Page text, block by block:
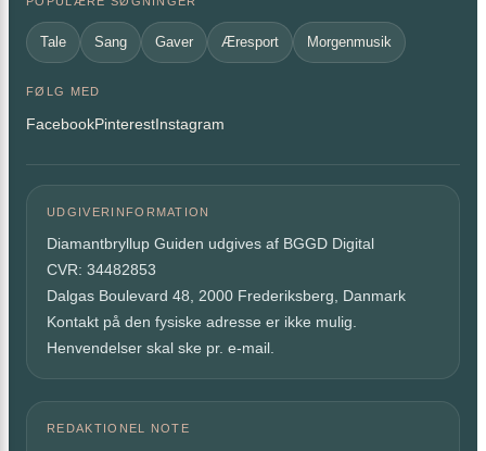
Tale Sang Gaver Æresport Morgenmusik
FØLG MED
FacebookPinterestInstagram
UDGIVERINFORMATION
Diamantbryllup Guiden udgives af BGGD Digital
CVR: 34482853
Dalgas Boulevard 48, 2000 Frederiksberg, Danmark
Kontakt på den fysiske adresse er ikke mulig.
Henvendelser skal ske pr. e-mail.
REDAKTIONEL NOTE